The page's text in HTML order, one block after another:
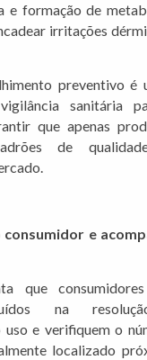
e formação de
irritações
preventivo é
sanitária
que apenas
de qualidade
e
que
na
uso e verifiquem o
localizado